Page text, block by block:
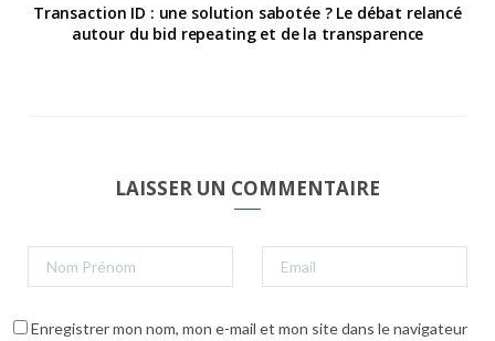
Transaction ID : une solution sabotée ? Le débat relancé
autour du bid repeating et de la transparence
LAISSER UN COMMENTAIRE
Enregistrer mon nom, mon e-mail et mon site dans le navigateur